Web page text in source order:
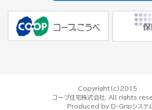
Copyright(c)2015
コープ住宅株式会社, All rights
Produced by D-Gripシステ